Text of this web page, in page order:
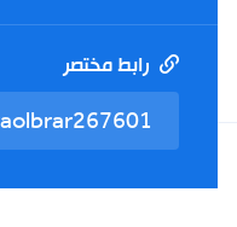
Facebook
:info@elkhabar.com
رابط مختصر